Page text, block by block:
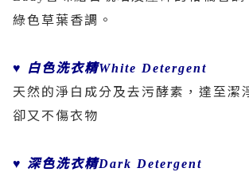
綠色草葉香調。
♥ 白色洗衣精White Detergent
天然的淨白成分及去污酵素，達至潔
卻又不傷衣物
♥ 深色洗衣精Dark Detergent